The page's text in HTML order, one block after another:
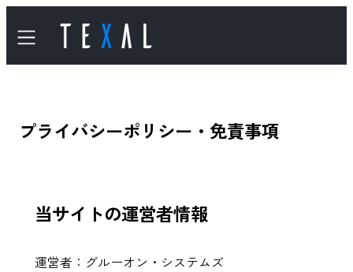
容
を
プライバシーポリシー・免責事項
当サイトの運営者情報
運営者：グルーオン・システムズ